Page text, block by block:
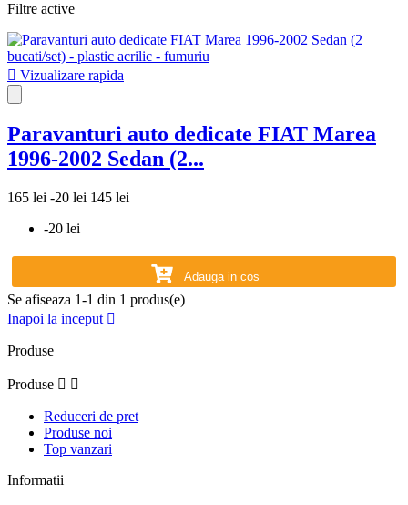
Filtre active
 Vizualizare rapida
Paravanturi auto dedicate FIAT Marea
1996-2002 Sedan (2...
165 lei -20 lei 145 lei
-20 lei
Adauga in cos
Se afiseaza 1-1 din 1 produs(e)
Inapoi la inceput 
Produse
Produse  
Reduceri de pret
Produse noi
Top vanzari
Informatii